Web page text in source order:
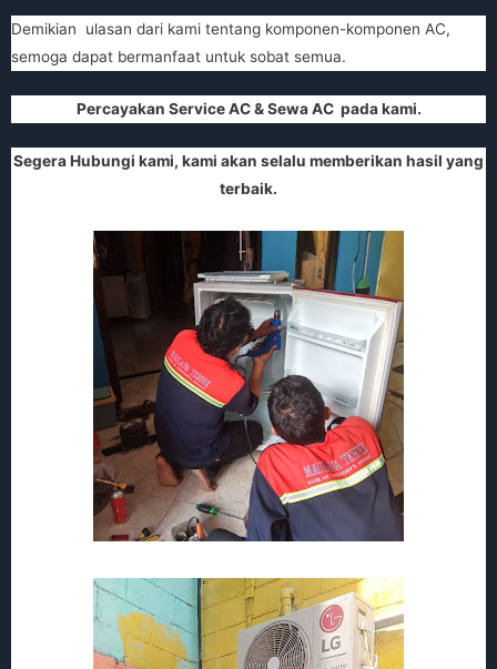
Demikian ulasan dari kami tentang komponen-komponen AC,
semoga dapat bermanfaat untuk sobat semua.
Percayakan Service AC&Sewa ACpada kami.
Segera Hubungi kami, kami akan selalu memberikan hasil yang
terbaik.